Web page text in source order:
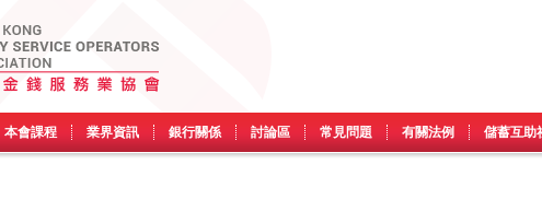
本會課程 業界資訊 銀行關係 討論區 常見問題 有關法例 儲蓄互助